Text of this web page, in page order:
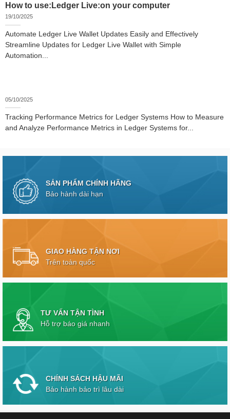
How to use:Ledger Live:on your computer
19/10/2025
Automate Ledger Live Wallet Updates Easily and Effectively
Streamline Updates for Ledger Live Wallet with Simple
Automation...
05/10/2025
Tracking Performance Metrics for Ledger Systems How to Measure
and Analyze Performance Metrics in Ledger Systems for...
SẢN PHẨM CHÍNH HÃNG
Bảo hành dài hạn
GIAO HÀNG TẬN NƠI
Trên toàn quốc
TƯ VẤN TẬN TÌNH
Hỗ trợ báo giá nhanh
CHÍNH SÁCH HẬU MÃI
Bảo hành bảo trì lâu dài